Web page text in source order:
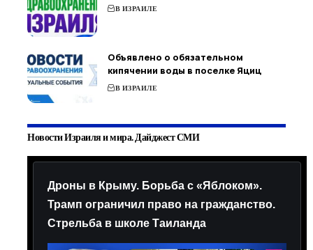
В ИЗРАИЛЕ
Объявлено о обязательном
кипячении воды в поселке Яциц
В ИЗРАИЛЕ
Новости Израиля и мира. Дайджест СМИ